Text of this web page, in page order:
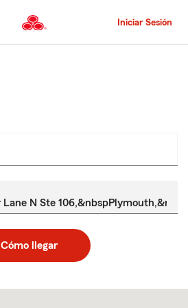
al
contenido
principal
Iniciar Sesión
Cómo llegar
to